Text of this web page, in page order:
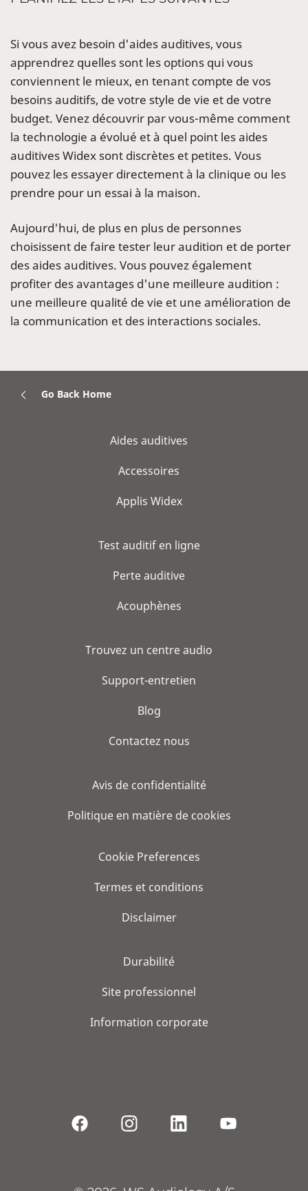
Si vous avez besoin d'aides auditives, vous
apprendrez quelles sont les options qui vous
conviennent le mieux, en tenant compte de vos
besoins auditifs, de votre style de vie et de votre
budget. Venez découvrir par vous-même comment
la technologie a évolué et à quel point les aides
auditives Widex sont discrètes et petites. Vous
pouvez les essayer directement à la clinique ou les
prendre pour un essai à la maison.
Aujourd'hui, de plus en plus de personnes
choisissent de faire tester leur audition et de porter
des aides auditives. Vous pouvez également
profiter des avantages d'une meilleure audition :
une meilleure qualité de vie et une amélioration de
la communication et des interactions sociales.
Go Back Home
Aides auditives
Accessoires
Applis Widex
Test auditif en ligne
Perte auditive
Acouphènes
Trouvez un centre audio
Support-entretien
Blog
Contactez nous
Avis de confidentialité
Politique en matière de cookies
Cookie Preferences
Termes et conditions
Disclaimer
Durabilité
Site professionnel
Information corporate